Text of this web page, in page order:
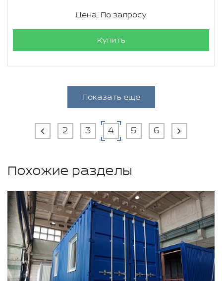
Цена: По запросу
Купить
Показать еще
2 3 4 5 6
Похожие разделы